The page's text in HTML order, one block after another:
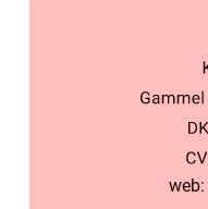
web: